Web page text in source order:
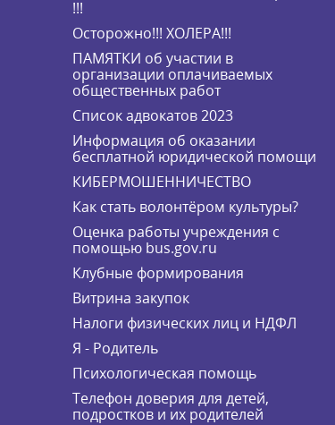
!!!
Осторожно!!! ХОЛЕРА!!!
ПАМЯТКИ об участии в
организации оплачиваемых
общественных работ
Список адвокатов 2023
Информация об оказании
бесплатной юридической помощи
КИБЕРМОШЕННИЧЕСТВО
Как стать волонтёром культуры?
Оценка работы учреждения с
помощью bus.gov.ru
Клубные формирования
Витрина закупок
Налоги физических лиц и НДФЛ
Я - Родитель
Психологическая помощь
Телефон доверия для детей,
подростков и их родителей